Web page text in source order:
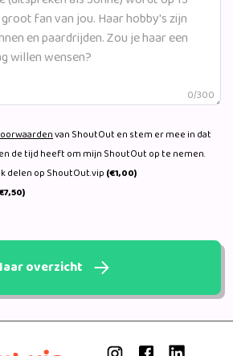
0/300
van ShoutOut en stem er mee in dat
de tijd heeft om mijn ShoutOut op te nemen.
delen op ShoutOut.vip(€1,00)
overzicht